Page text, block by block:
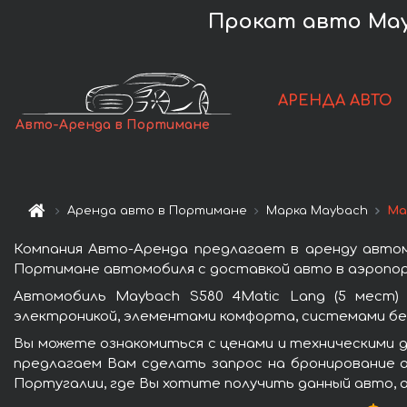
Прокат авто
Авто-Аренда в Портимане
АРЕНДА АВТО
Аренда авто в Портимане Марка Maybach
Компания Авто-Аренда предлагает в аренду
Портимане автомобиля с доставкой авто в
Автомобиль Maybach S580 4Matic Lang (5
электроникой, элементами комфорта, системами
Вы можете ознакомиться с ценами и
предлагаем Вам сделать запрос на
Португалии, где Вы хотите получить данный